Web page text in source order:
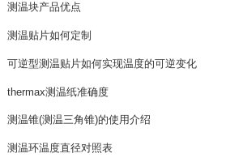
测温块产品优点
测温贴片如何定制
可逆型测温贴片如何实现温度的可逆变化
thermax测温纸准确度
测温锥(测温三角锥)的使用介绍
测温环温度直径对照表